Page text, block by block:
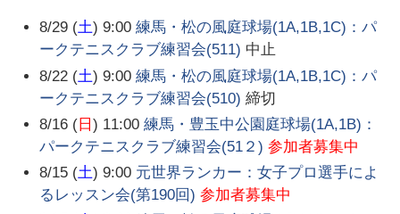
8/29 (土) 9:00 練馬・松の風庭球場(1A,1B,1C)：パ
ークテニスクラブ練習会(511) 中止
8/22 (土) 9:00 練馬・松の風庭球場(1A,1B,1C)：パ
ークテニスクラブ練習会(510) 締切
8/16 ( 日) 11:00 練馬・豊玉中公園庭球場(1A,1B)：
パークテニスクラブ練習会(51２) 参加者募集中
8/15 (土) 9:00 元世界ランカー：女子プロ選手によ
るレッスン会(第190回) 参加者募集中